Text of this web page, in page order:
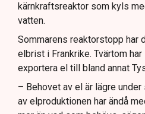
kärnkraftsreaktor som kyls
vatten.
Sommarens reaktorstopp har
elbrist i Frankrike. Tvärtom
exportera el till bland annat
– Behovet av el är lägre
av elproduktionen har ändå